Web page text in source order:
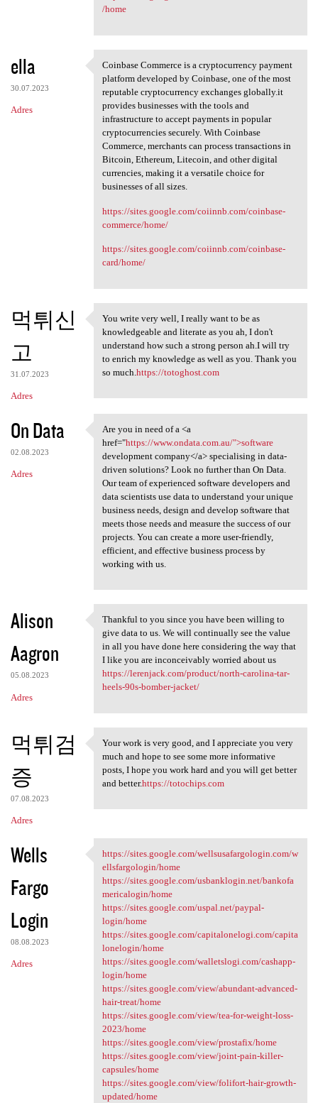
/home
ella
30.07.2023
Adres
Coinbase Commerce is a
Coinbase Commerce is a cryptocurrency payment
platform developed by Coinbase, one of the most
reputable cryptocurrency exchanges globally.it
provides businesses with the tools and
infrastructure to accept payments in popular
cryptocurrencies securely. With Coinbase
Commerce, merchants can process transactions in
Bitcoin, Ethereum, Litecoin, and other digital
currencies, making it a versatile choice for
businesses of all sizes.
https://sites.google.com/coiinnb.com/coinbase-
commerce/home/
https://sites.google.com/coiinnb.com/coinbase-
card/home/
먹튀신
고
31.07.2023
Adres
You write very well, I really
You write very well, I really want to be as
knowledgeable and literate as you ah, I don't
understand how such a strong person ah.I will try
to enrich my knowledge as well as you. Thank you
so much. https://totoghost.com
On Data
02.08.2023
Adres
Are you in need of a <a href=
Are you in need of a <a
href="https://www.ondata.com.au/">software
development company</a> specialising in data-
driven solutions? Look no further than On Data.
Our team of experienced software developers and
data scientists use data to understand your unique
business needs, design and develop software that
meets those needs and measure the success of our
projects. You can create a more user-friendly,
efficient, and effective business process by
working with us.
Alison
Aagron
05.08.2023
Adres
Thankful to you since you
Thankful to you since you have been willing to
give data to us. We will continually see the value
in all you have done here considering the way that
I like you are inconceivably worried about us
https://lerenjack.com/product/north-carolina-tar-
heels-90s-bomber-jacket/
먹튀검
증
07.08.2023
Adres
Your work is very good, and I
Your work is very good, and I appreciate you very
much and hope to see some more informative
posts, I hope you work hard and you will get better
and better.https://totochips.com
Wells
Fargo
Login
08.08.2023
Adres
https://sites.google.com
https://sites.google.com/wellsusafargologin.com/w
ellsfargologin/home
https://sites.google.com/usbanklogin.net/bankofa
mericalogin/home
https://sites.google.com/uspal.net/paypal-
login/home
https://sites.google.com/capitalonelogi.com/capita
lonelogin/home
https://sites.google.com/walletslogi.com/cashapp-
login/home
https://sites.google.com/view/abundant-advanced-
hair-treat/home
https://sites.google.com/view/tea-for-weight-loss-
2023/home
https://sites.google.com/view/prostafix/home
https://sites.google.com/view/joint-pain-killer-
capsules/home
https://sites.google.com/view/folifort-hair-growth-
updated/home